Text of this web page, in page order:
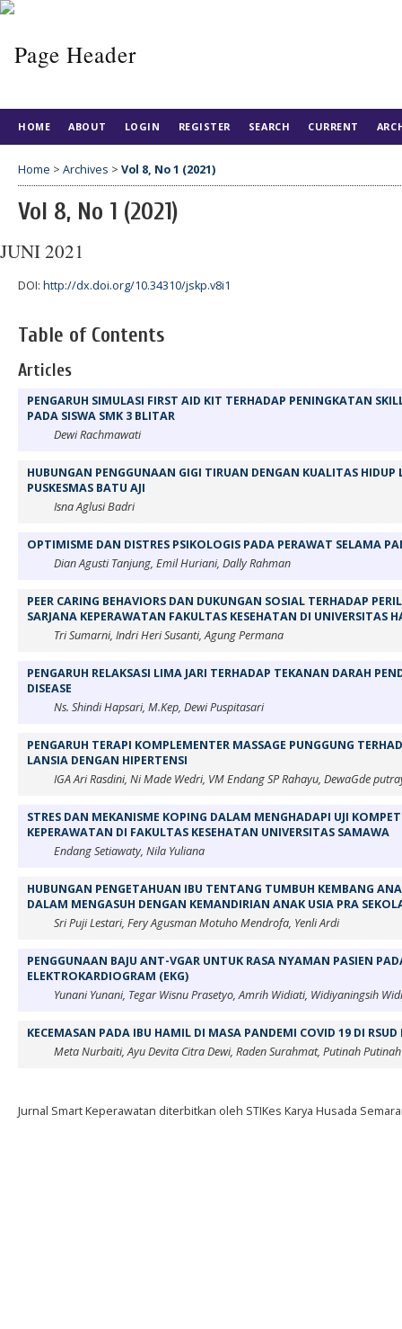
HOME ABOUT LOGIN REGISTER SEARCH CURRENT
Home > Archives > Vol 8, No 1 (2021)
Vol 8, No 1 (2021)
JUNI 2021
DOI: http://dx.doi.org/10.34310/jskp.v8i1
Table of Contents
Articles
PENGARUH SIMULASI FIRST AID KIT TERHADAP PENINGKATAN
PADA SISWA SMK 3 BLITAR
Dewi Rachmawati
HUBUNGAN PENGGUNAAN GIGI TIRUAN DENGAN KUALITAS HIDUP
PUSKESMAS BATU AJI
Isna Aglusi Badri
OPTIMISME DAN DISTRES PSIKOLOGIS PADA PERAWAT SELAMA
Dian Agusti Tanjung, Emil Huriani, Dally Rahman
PEER CARING BEHAVIORS DAN DUKUNGAN SOSIAL TERHADAP
SARJANA KEPERAWATAN FAKULTAS KESEHATAN DI UNIVERSITAS
Tri Sumarni, Indri Heri Susanti, Agung Permana
PENGARUH RELAKSASI LIMA JARI TERHADAP TEKANAN DARAH
DISEASE
Ns. Shindi Hapsari, M.Kep, Dewi Puspitasari
PENGARUH TERAPI KOMPLEMENTER MASSAGE PUNGGUNG
LANSIA DENGAN HIPERTENSI
IGA Ari Rasdini, Ni Made Wedri, VM Endang SP Rahayu, DewaGde
STRES DAN MEKANISME KOPING DALAM MENGHADAPI UJI
KEPERAWATAN DI FAKULTAS KESEHATAN UNIVERSITAS SAMAWA
Endang Setiawaty, Nila Yuliana
HUBUNGAN PENGETAHUAN IBU TENTANG TUMBUH KEMBANG
DALAM MENGASUH DENGAN KEMANDIRIAN ANAK USIA PRA
Sri Puji Lestari, Fery Agusman Motuho Mendrofa, Yenli Ardi
PENGGUNAAN BAJU ANT-VGAR UNTUK RASA NYAMAN PASIEN
ELEKTROKARDIOGRAM (EKG)
Yunani Yunani, Tegar Wisnu Prasetyo, Amrih Widiati, Widiyaningsih
KECEMASAN PADA IBU HAMIL DI MASA PANDEMI COVID 19 DI
Meta Nurbaiti, Ayu Devita Citra Dewi, Raden Surahmat, Putinah Putinah
Jurnal Smart Keperawatan diterbitkan oleh STIKes Karya Husada